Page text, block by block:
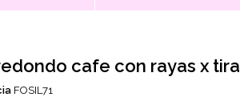
cafe con rayas x tira
FOSIL71